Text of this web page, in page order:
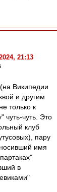
21:13
Википедии
и другим
только к
чуть-чуть. Это
клуб
пару
имя
в